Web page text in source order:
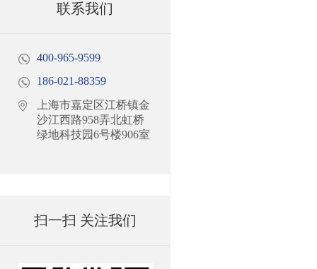
联系我们
400-965-9599
186-021-88359
上海市嘉定区江桥镇金
沙江西路958弄北虹桥
绿地科技园6号楼906室
扫一扫 关注我们